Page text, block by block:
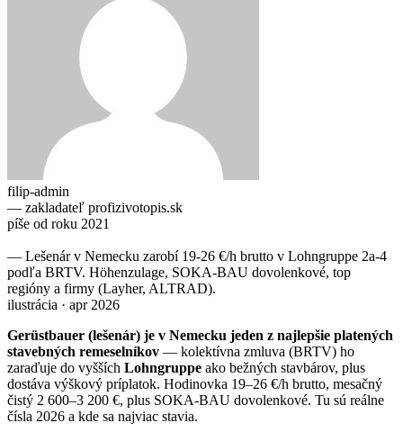
filip-admin
— zakladateľ profizivotopis.sk
píše od roku 2021
— Lešenár v Nemecku zarobí 19-26 €/h brutto v Lohngruppe 2a-4
podľa BRTV. Höhenzulage, SOKA-BAU dovolenkové, top
regióny a firmy (Layher, ALTRAD).
ilustrácia · apr 2026
Gerüstbauer (lešenár) je v Nemecku jeden z najlepšie platených
stavebných remeselníkov — kolektívna zmluva (BRTV) ho
zaraďuje do vyšších Lohngruppe ako bežných stavbárov, plus
dostáva výškový príplatok. Hodinovka 19–26 €/h brutto, mesačný
čistý 2 600–3 200 €, plus SOKA-BAU dovolenkové. Tu sú reálne
čísla 2026 a kde sa najviac stavia.